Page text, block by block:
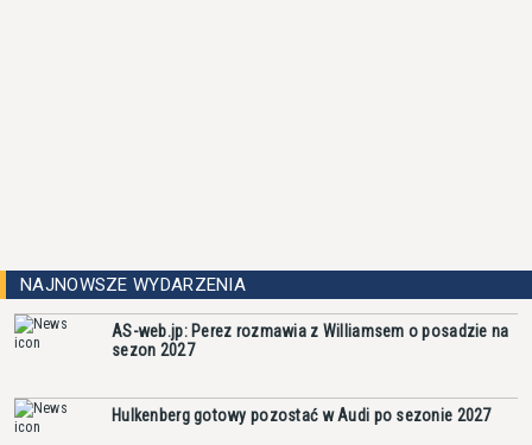
NAJNOWSZE WYDARZENIA
AS-web.jp: Perez rozmawia z Williamsem o posadzie na
sezon 2027
Hulkenberg gotowy pozostać w Audi po sezonie 2027